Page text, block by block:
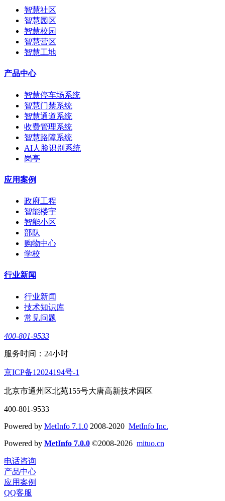
智慧社区
智慧园区
智慧校园
智慧营区
智慧工地
产品中心
智慧停车场系统
智慧门禁系统
智慧通道系统
收费管理系统
智慧路障系统
AI人脸识别系统
岗亭
应用案例
政府工程
智能楼宇
智能小区
部队
购物中心
学校
行业新闻
行业新闻
技术知识库
常见问题
400-801-9533
服务时间：24小时
京ICP备12024194号-1
北京市通州区北苑155号大唐高新技术园区
400-801-9533
Powered by MetInfo 7.1.0 2008-2020 MetInfo Inc.
Powered by MetInfo 7.0.0 ©2008-2026 mituo.cn
电话咨询
产品中心
应用案例
QQ客服